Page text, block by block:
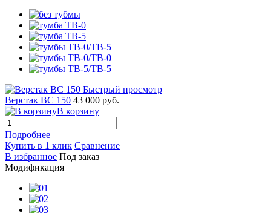
Быстрый просмотр
Верстак ВС 150 43 000 руб.
В корзину
Подробнее
Купить в 1 клик Сравнение
В избранное Под заказ
Модификация